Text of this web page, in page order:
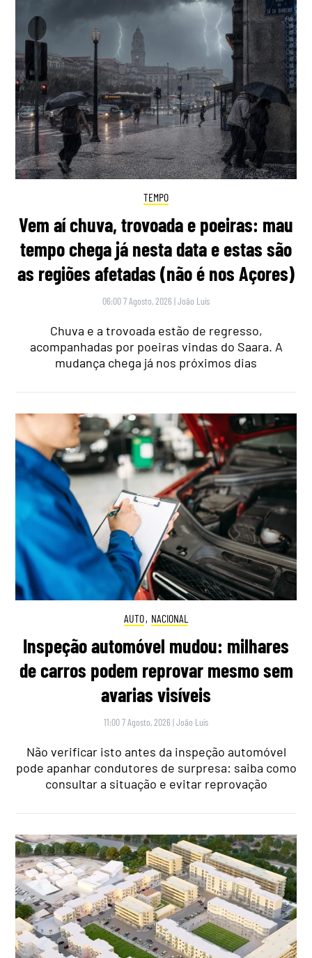
TEMPO
Vem aí chuva, trovoada e poeiras: mau
tempo chega já nesta data e estas são
as regiões afetadas (não é nos Açores)
06:00 7 Agosto, 2026 |João Luís
Chuva e a trovoada estão de regresso,
acompanhadas por poeiras vindas do Saara. A
mudança chega já nos próximos dias
AUTO, NACIONAL
Inspeção automóvel mudou: milhares
de carros podem reprovar mesmo sem
avarias visíveis
11:00 7 Agosto, 2026 |João Luís
Não verificar isto antes da inspeção automóvel
pode apanhar condutores de surpresa: saiba como
consultar a situação e evitar reprovação